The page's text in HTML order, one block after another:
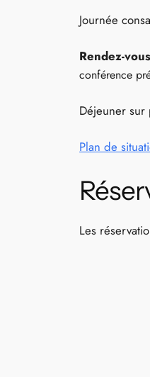
Journée
Rendez-
conférence
Déjeuner sur
Plan de
Les